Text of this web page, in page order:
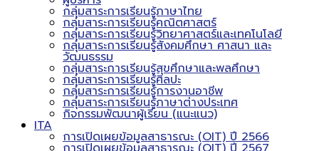
กลุ่มสาระการเรียนรู้ภาษาไทย
กลุ่มสาระการเรียนรู้คณิตศาสตร์
กลุ่มสาระการเรียนรู้วิทยาศาสตร์และเทคโนโลยี
กลุ่มสาระการเรียนรู้สังคมศึกษา ศาสนา และ
วัฒนธรรม
กลุ่มสาระการเรียนรู้สุขศึกษาและพลศึกษา
กลุ่มสาระการเรียนรู้ศิลปะ
กลุ่มสาระการเรียนรู้การงานอาชีพ
กลุ่มสาระการเรียนรู้ภาษาต่างประเทศ
กิจกรรมพัฒนาผู้เรียน (แนะแนว)
ITA
การเปิดเผยข้อมูลสาธารณะ (OIT) ปี 2566